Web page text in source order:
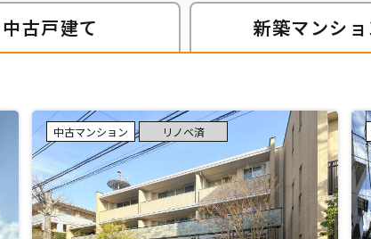
中古戸建て 新築マンショ
中古マンション リノベ済